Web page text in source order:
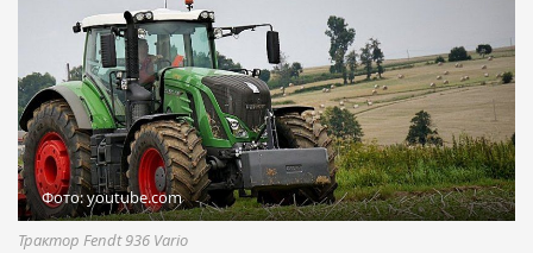
Фото: youtube.com
Трактор Fendt 936 Vario